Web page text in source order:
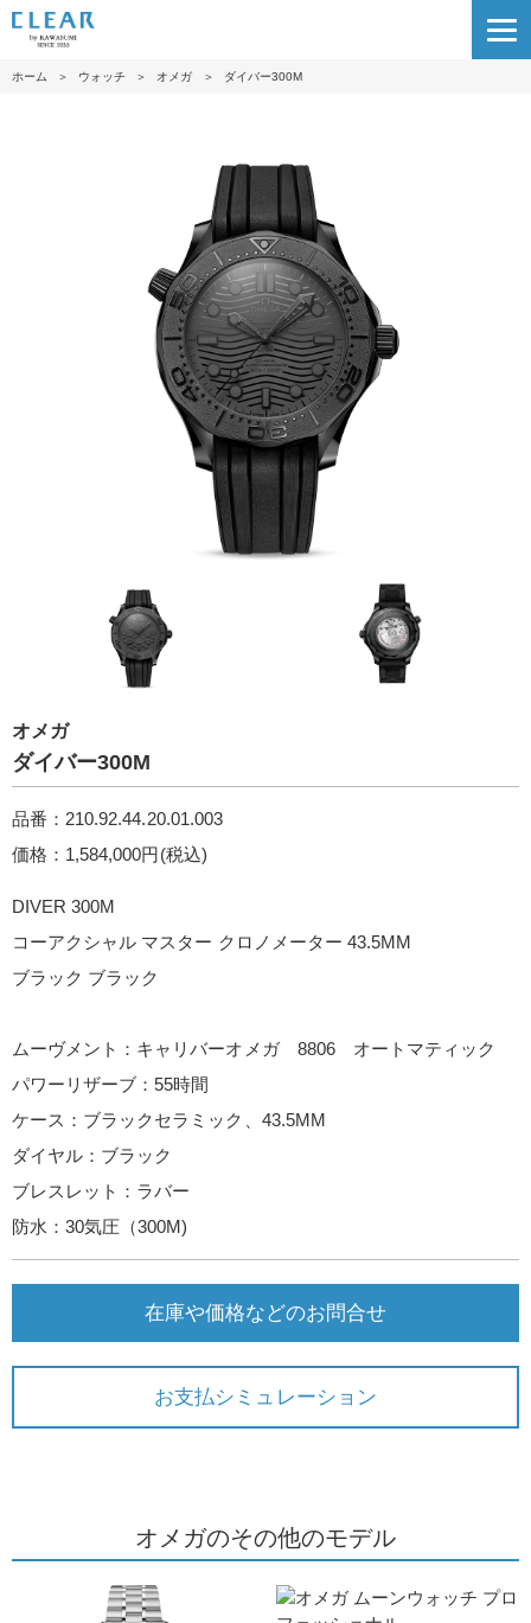
ホーム ＞ ウォッチ ＞ オメガ ＞ ダイバー300M
オメガ
ダイバー300M
品番：210.92.44.20.01.003
価格：1,584,000円(税込)
DIVER 300 M
コーアクシャル マスター クロノメーター 43.5M M
ブラック ブラッ ク
ムーヴメント：キャリバーオメガ 8806 オートマティック
パワーリザーブ：55時間
ケース：ブラックセラミック、43.5MM
ダイヤル：ブラック
ブレスレット：ラバー
防水：30気圧（300M)
在庫や価格などのお問合せ
お支払シミュレーション
オメガのその他のモデル